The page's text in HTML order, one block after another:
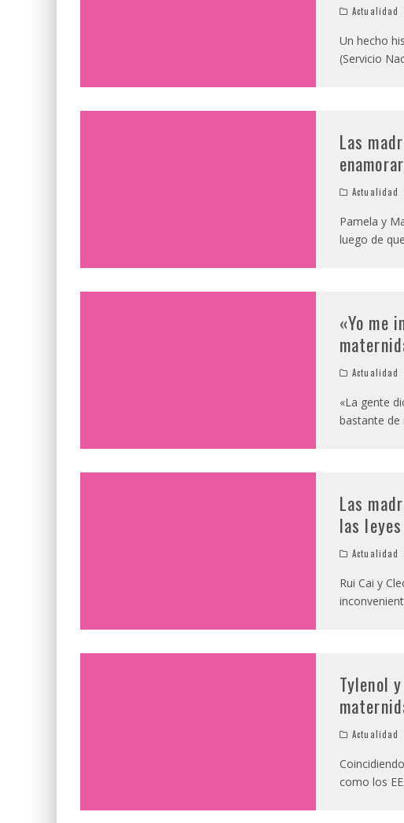
Actualidad
Un hecho
(Servicio
Las
Actualidad
Pamela y
luego de
«Yo me
Actualidad
«La gente
bastante de
Las
las
Actualidad
Rui Cai y
Tylenol
Actualidad
como los